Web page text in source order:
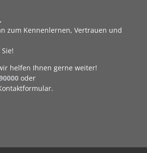
zum Kennenlernen, Vertrauen und
helfen Ihnen gerne weiter!
oder